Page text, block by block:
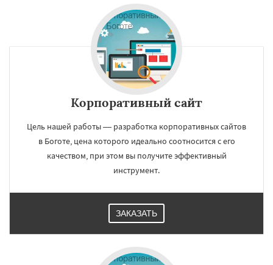
Корпоративный сайт
Цель нашей работы — разработка корпоративных сайтов
в Боготе, цена которого идеально соотносится с его
качеством, при этом вы получите эффективный
инструмент.
ЗАКАЗАТЬ